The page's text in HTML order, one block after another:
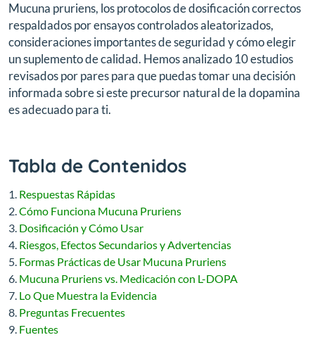
Mucuna pruriens, los protocolos de dosificación correctos
respaldados por ensayos controlados aleatorizados,
consideraciones importantes de seguridad y cómo elegir
un suplemento de calidad. Hemos analizado 10 estudios
revisados por pares para que puedas tomar una decisión
informada sobre si este precursor natural de la dopamina
es adecuado para ti.
Tabla de Contenidos
Respuestas Rápidas
Cómo Funciona Mucuna Pruriens
Dosificación y Cómo Usar
Riesgos, Efectos Secundarios y Advertencias
Formas Prácticas de Usar Mucuna Pruriens
Mucuna Pruriens vs. Medicación con L-DOPA
Lo Que Muestra la Evidencia
Preguntas Frecuentes
Fuentes